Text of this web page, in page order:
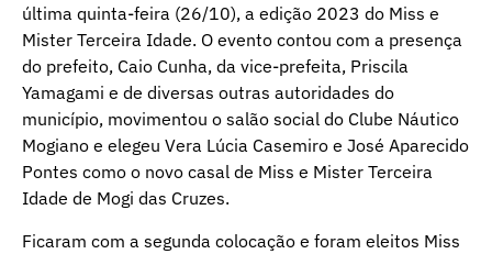
última quinta-feira (26/10), a edição 2023 do Miss e
Mister Terceira Idade. O evento contou com a presença
do prefeito, Caio Cunha, da vice-prefeita, Priscila
Yamagami e de diversas outras autoridades do
município, movimentou o salão social do Clube Náutico
Mogiano e elegeu Vera Lúcia Casemiro e José Aparecido
Pontes como o novo casal de Miss e Mister Terceira
Idade de Mogi das Cruzes.
Ficaram com a segunda colocação e foram eleitos Miss